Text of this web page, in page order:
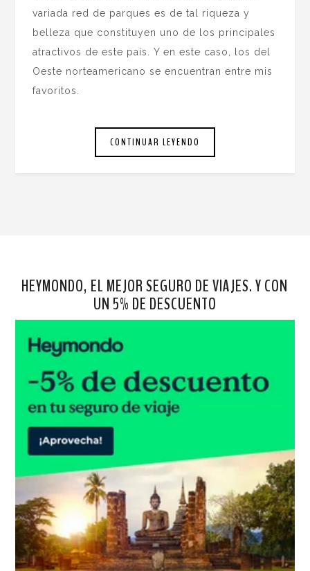
variada red de parques es de tal riqueza y
belleza que constituyen uno de los principales
atractivos de este país. Y en este caso, los del
Oeste norteamericano se encuentran entre mis
favoritos.
CONTINUAR LEYENDO
HEYMONDO, EL MEJOR SEGURO DE VIAJES. Y CON
UN 5% DE DESCUENTO